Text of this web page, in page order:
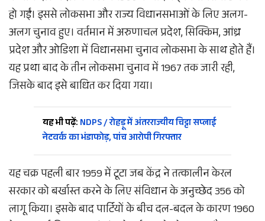
हो गईं। इससे लोकसभा और राज्य विधानसभाओं के लिए अलग-
अलग चुनाव हुए। वर्तमान में अरुणाचल प्रदेश, सिक्किम, आंध्र
प्रदेश और ओडिशा में विधानसभा चुनाव लोकसभा के साथ होते हैं।
यह प्रथा बाद के तीन लोकसभा चुनाव में 1967 तक जारी रही,
जिसके बाद इसे बाधित कर दिया गया।
यह भी पढ़ें: NDPS / रोहड़ू में अंतरराज्यीय चिट्टा सप्लाई
नेटवर्क का भंडाफोड़, पांच आरोपी गिरफ्तार
यह चक्र पहली बार 1959 में टूटा जब केंद्र ने तत्कालीन केरल
सरकार को बर्खास्त करने के लिए संविधान के अनुच्छेद 356 को
लागू किया। इसके बाद पार्टियों के बीच दल-बदल के कारण 1960